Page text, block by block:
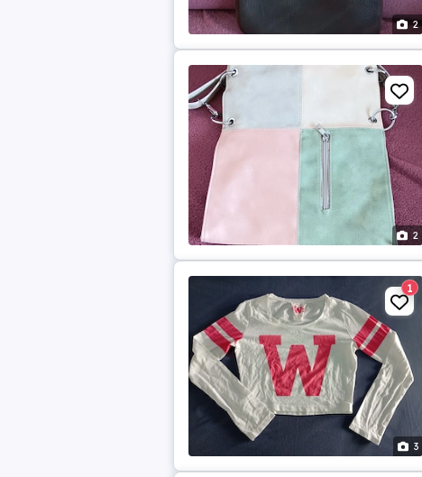
2
2
3
1